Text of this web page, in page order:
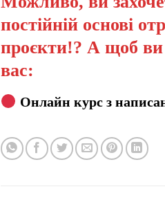
постійній основі
проєкти!? А щоб ви
вас:
Онлайн курс з